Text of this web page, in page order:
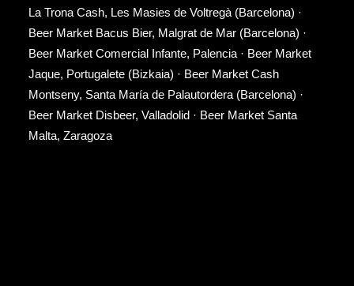
La Trona Cash, Les Masies de Voltregà (Barcelona) ·
Beer Market Bacus Bier, Malgrat de Mar (Barcelona) ·
Beer Market Comercial Infante, Palencia · Beer Market
Jaque, Portugalete (Bizkaia) · Beer Market Cash
Montseny, Santa María de Palautordera (Barcelona) ·
Beer Market Disbeer, Valladolid · Beer Market Santa
Malta, Zaragoza